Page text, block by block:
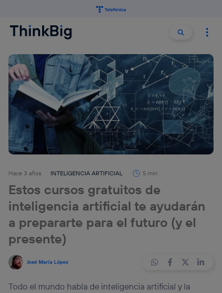
Buscar
Hace 3 años INTELIGENCIA ARTIFICIAL 5 min
Estos cursos gratuitos de
inteligencia artificial te ayudarán
a prepararte para el futuro (y el
presente)
José María López
Todo el mundo habla de inteligencia artificial y la